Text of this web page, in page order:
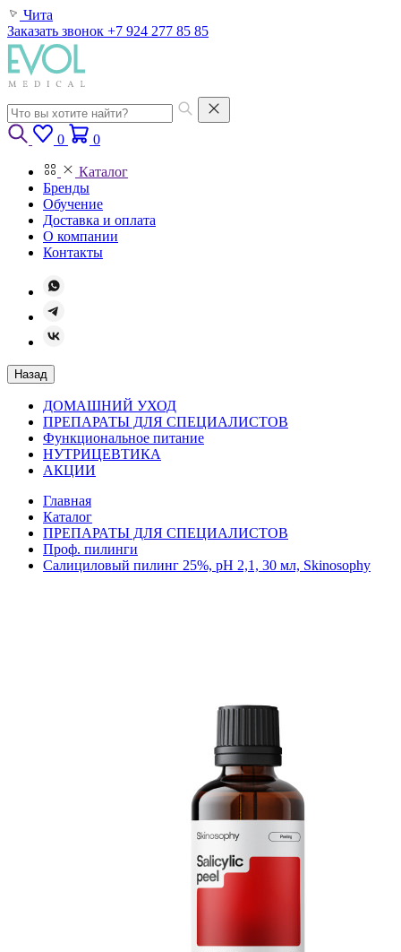
Чита
Заказать звонок +7 924 277 85 85
0 0
Каталог
Бренды
Обучение
Доставка и оплата
О компании
Контакты
Назад
ДОМАШНИЙ УХОД
ПРЕПАРАТЫ ДЛЯ СПЕЦИАЛИСТОВ
Функциональное питание
НУТРИЦЕВТИКА
АКЦИИ
Главная
Каталог
ПРЕПАРАТЫ ДЛЯ СПЕЦИАЛИСТОВ
Проф. пилинги
Салициловый пилинг 25%, pH 2,1, 30 мл, Skinosophy